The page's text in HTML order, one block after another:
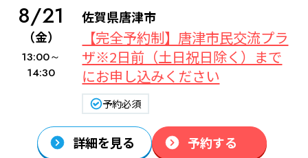
8/21
（金）
13:00～
14:30
佐賀県唐津市
【完全予約制】唐津市民交流プラ
ザ※2日前（土日祝日除く）まで
にお申し込みください
予約必須
詳細を見る 予約する